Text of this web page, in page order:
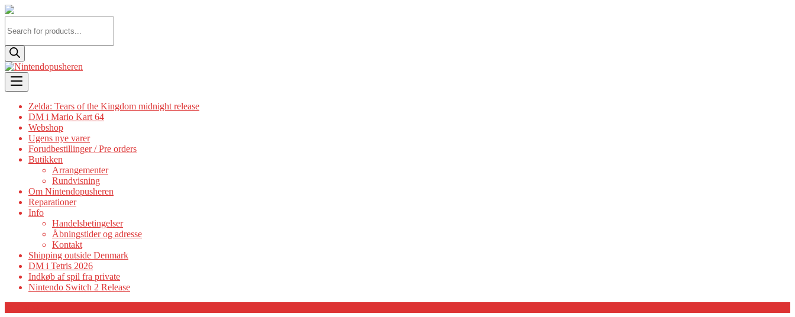
search
Skip
to
content
Zelda: Tears of the Kingdom midnight release
DM i Mario Kart 64
Webshop
Ugens nye varer
Forudbestillinger / Pre orders
Butikken
Arrangementer
Rundvisning
Om Nintendopusheren
Reparationer
Info
Handelsbetingelser
Åbningstider og adresse
Kontakt
Shipping outside Denmark
DM i Tetris 2026
Indkøb af spil fra private
Nintendo Switch 2 Release